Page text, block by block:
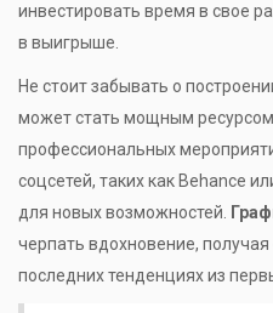
инвестировать время в свое
в выигрыше.
Не стоит забывать о
может стать мощным
профессиональных
соцсетей, таких как Behance
для новых возможностей.
черпать вдохновение,
последних тенденциях из